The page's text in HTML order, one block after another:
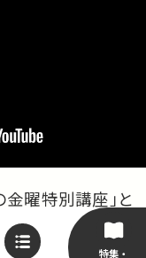
特集・
曜特別講座」と
学生を対象に